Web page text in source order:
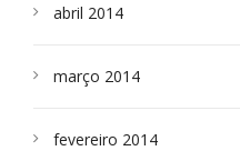
abril 2014
março 2014
fevereiro 2014